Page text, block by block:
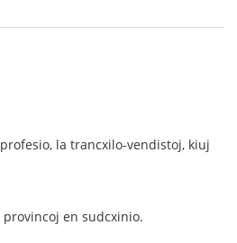
la trancxilo-vendistoj, kiuj
en sudcxinio.